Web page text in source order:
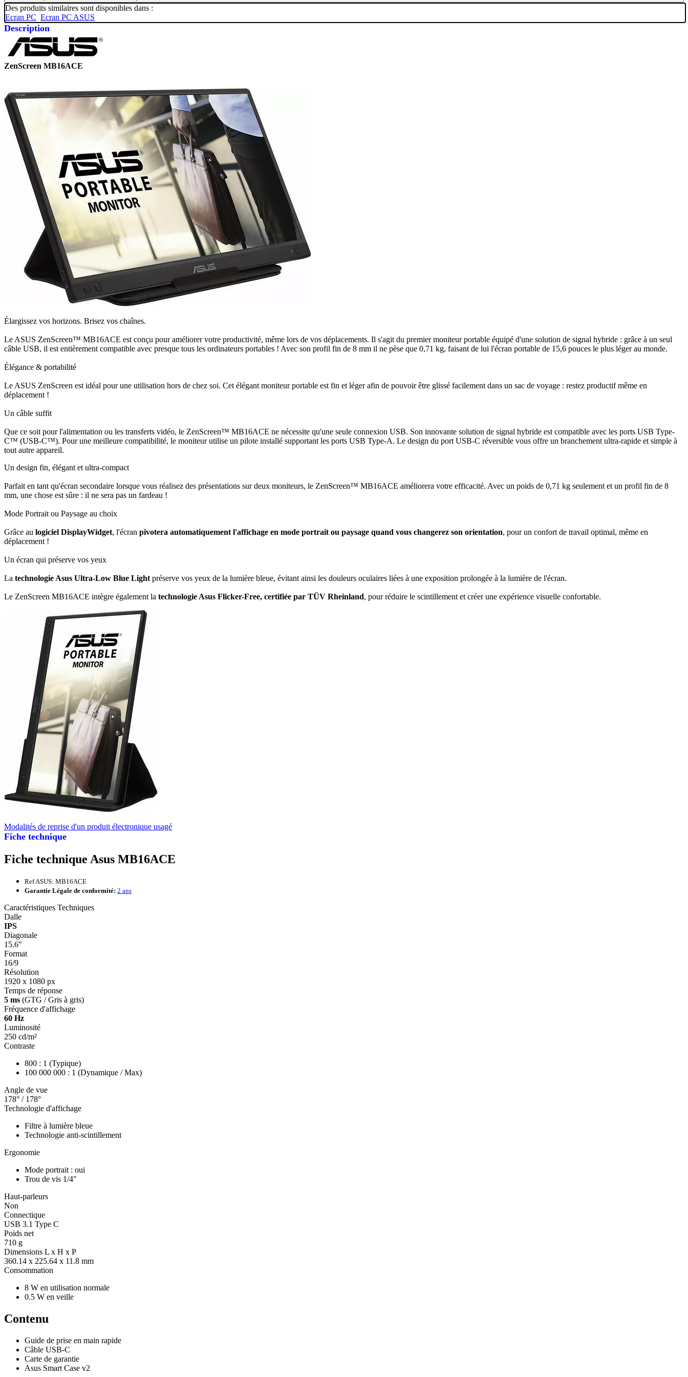
Des produits similaires sont disponibles dans :
Ecran PC Ecran PC ASUS
Description
Fiche technique
ZenScreen MB16ACE
Élargissez vos horizons. Brisez vos chaînes.
Le ASUS ZenScreen™ MB16ACE est conçu pour améliorer votre productivité, même lors de vos déplacements. Il s'agit du premier moniteur portable équipé d'une solution de signal hybride : grâce à un seul
câble USB, il est entièrement compatible avec presque tous les ordinateurs portables ! Avec son profil fin de 8 mm il ne pèse que 0,71 kg, faisant de lui l'écran portable de 15,6 pouces le plus léger au monde.
Élégance & portabilité
Le ASUS ZenScreen est idéal pour une utilisation hors de chez soi. Cet élégant moniteur portable est fin et léger afin de pouvoir être glissé facilement dans un sac de voyage : restez productif même en
déplacement !
Un câble suffit
Que ce soit pour l'alimentation ou les transferts vidéo, le ZenScreen™ MB16ACE ne nécessite qu'une seule connexion USB. Son innovante solution de signal hybride est compatible avec les ports USB Type-
C™ (USB-C™). Pour une meilleure compatibilité, le moniteur utilise un pilote installé supportant les ports USB Type-A. Le design du port USB-C réversible vous offre un branchement ultra-rapide et simple à
tout autre appareil.
Un design fin, élégant et ultra-compact
Parfait en tant qu'écran secondaire lorsque vous réalisez des présentations sur deux moniteurs, le ZenScreen™ MB16ACE améliorera votre efficacité. Avec un poids de 0,71 kg seulement et un profil fin de 8
mm, une chose est sûre : il ne sera pas un fardeau !
Mode Portrait ou Paysage au choix
Grâce au logiciel DisplayWidget, l'écran pivotera automatiquement l'affichage en mode portrait ou paysage quand vous changerez son orientation, pour un confort de travail optimal, même en
déplacement !
Un écran qui préserve vos yeux
La technologie Asus Ultra-Low Blue Light préserve vos yeux de la lumière bleue, évitant ainsi les douleurs oculaires liées à une exposition prolongée à la lumière de l'écran.
Le ZenScreen MB16ACE intègre également la technologie Asus Flicker-Free, certifiée par TÜV Rheinland, pour réduire le scintillement et créer une expérience visuelle confortable.
Modalités de reprise d'un produit électronique usagé
Fiche technique Asus MB16ACE
Ref ASUS: MB16ACE
Garantie Légale de conformité: 2 ans
Caractéristiques Techniques
Dalle
IPS
Diagonale
15.6"
Format
16/9
Résolution
1920 x 1080 px
Temps de réponse
5 ms (GTG / Gris à gris)
Fréquence d'affichage
60 Hz
Luminosité
250 cd/m²
Contraste
800 : 1 (Typique)
100 000 000 : 1 (Dynamique / Max)
Angle de vue
178° / 178°
Technologie d'affichage
Filtre à lumière bleue
Technologie anti-scintillement
Ergonomie
Mode portrait : oui
Trou de vis 1/4"
Haut-parleurs
Non
Connectique
USB 3.1 Type C
Poids net
710 g
Dimensions L x H x P
360.14 x 225.64 x 11.8 mm
Consommation
8 W en utilisation normale
0.5 W en veille
Contenu
Guide de prise en main rapide
Câble USB-C
Carte de garantie
Asus Smart Case v2